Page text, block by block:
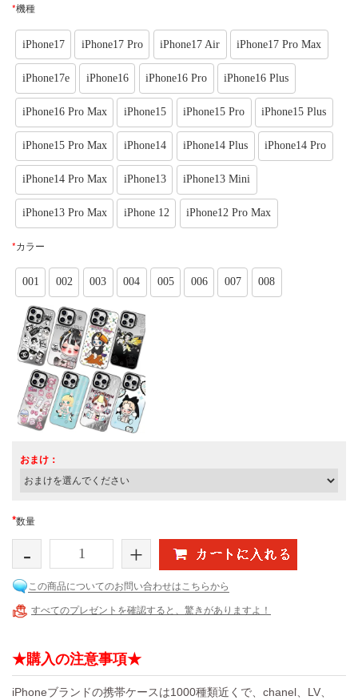
*機種
iPhone17 iPhone17 Pro iPhone17 Air iPhone17 Pro Max
iPhone17e iPhone16 iPhone16 Pro iPhone16 Plus
iPhone16 Pro Max iPhone15 iPhone15 Pro iPhone15 Plus
iPhone15 Pro Max iPhone14 iPhone14 Plus iPhone14 Pro
iPhone14 Pro Max iPhone13 iPhone13 Mini
iPhone13 Pro Max iPhone 12 iPhone12 Pro Max
*カラー
001 002 003 004 005 006 007 008
おまけ：
*数量
- +
この商品についてのお問い合わせはこちらから
すべてのプレゼントを確認すると、驚きがありますよ！
★購入の注意事項★
iPhoneブランドの携帯ケースは1000種類近くで、chanel、LV、